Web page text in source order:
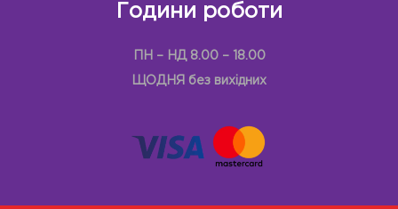
Години роботи
ПН – НД 8.00 – 18.00
ЩОДНЯ без вихідних